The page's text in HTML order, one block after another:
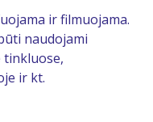
ir filmuojama.
naudojami
tinkluose,
ir kt.